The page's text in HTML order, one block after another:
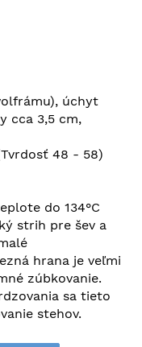
úchyt
cca 3,5 cm,
48 - 58)
do 134°C
strih pre šev a
hrana je veľmi
zúbkovanie.
sa tieto
stehov.